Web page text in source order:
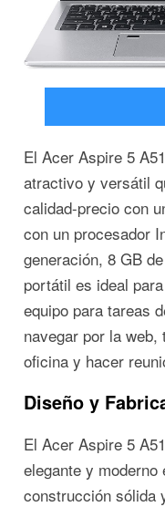
El Acer Aspire 5
atractivo y versátil
calidad-precio con
con un procesador
generación, 8 GB
portátil es ideal
equipo para tareas
navegar por la
oficina y hacer
Diseño y
El Acer Aspire 5
elegante y
construcción sólida